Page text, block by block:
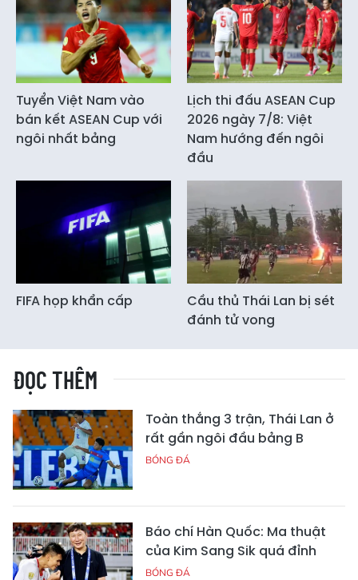
Tuyển Việt Nam vào
bán kết ASEAN Cup với
ngôi nhất bảng
Lịch thi đấu ASEAN Cup
2026 ngày 7/8: Việt
Nam hướng đến ngôi
đầu
FIFA họp khẩn cấp
Cầu thủ Thái Lan bị sét
đánh tử vong
ĐỌC THÊM
Toàn thắng 3 trận, Thái Lan ở
rất gần ngôi đầu bảng B
BÓNG ĐÁ
Báo chí Hàn Quốc: Ma thuật
của Kim Sang Sik quá đỉnh
BÓNG ĐÁ